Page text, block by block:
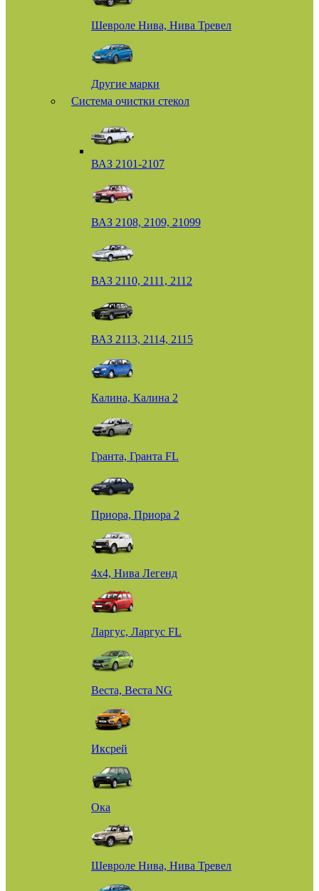
Шевроле Нива, Нива Тревел
Другие марки
Система очистки стекол
ВАЗ 2101-2107
ВАЗ 2108, 2109, 21099
ВАЗ 2110, 2111, 2112
ВАЗ 2113, 2114, 2115
Калина, Калина 2
Гранта, Гранта FL
Приора, Приора 2
4х4, Нива Легенд
Ларгус, Ларгус FL
Веста, Веста NG
Иксрей
Ока
Шевроле Нива, Нива Тревел